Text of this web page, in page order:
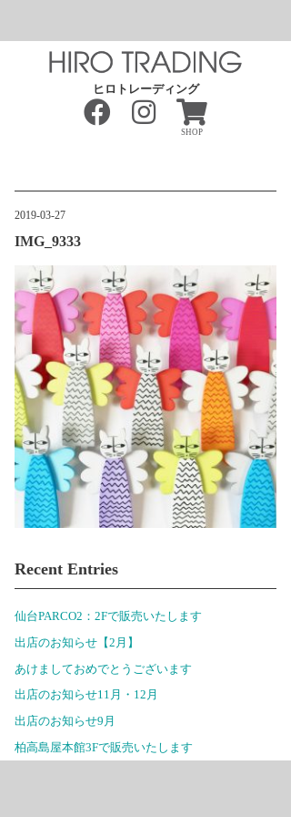
ヒロトレーディング
SHOP
2019-03-27
IMG_9333
Recent Entries
仙台PARCO2：2Fで販売いたします
出店のお知らせ【2月】
あけましておめでとうございます
出店のお知らせ11月・12月
出店のお知らせ9月
柏高島屋本館3Fで販売いたします